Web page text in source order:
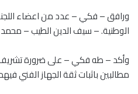
ورافق – فكي – عدد من اعضاء
الوطنية. – سيف الدين الطيب –
وأكد – طه فكي – على ضرورة تشريف
مطالبين باثبات ثقة الجهاز الفني